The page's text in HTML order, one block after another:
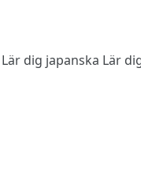
Lär dig japanska Lär